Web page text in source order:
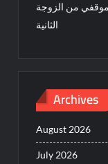
من الزوجة
الثانية
Archives
August 2026
July 2026